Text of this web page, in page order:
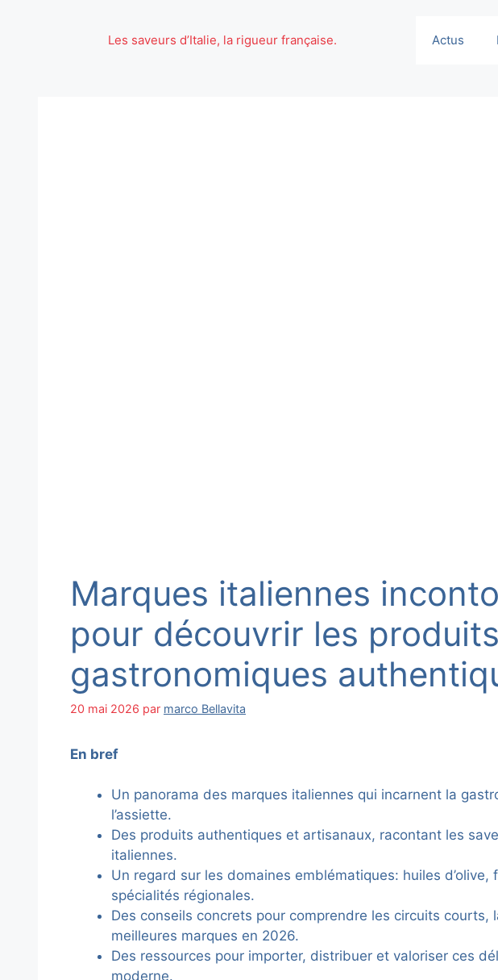
Les saveurs d’Italie, la rigueur française. Actus
Marques italiennes
pour découvrir les produits
gastronomiques
20 mai 2026 par marco Bellavita
En bref
Un panorama des marques italiennes qui incarnent la
l’assiette.
Des produits authentiques et artisanaux, racontant les
italiennes.
Un regard sur les domaines emblématiques: huiles
spécialités régionales.
Des conseils concrets pour comprendre les circuits courts,
meilleures marques en 2026.
Des ressources pour importer, distribuer et valoriser ces
moderne.